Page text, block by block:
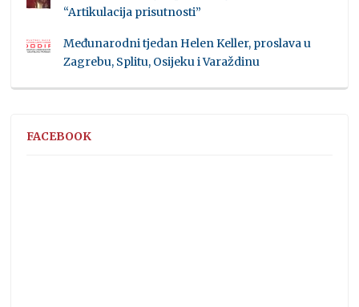
“Artikulacija prisutnosti”
Međunarodni tjedan Helen Keller, proslava u
Zagrebu, Splitu, Osijeku i Varaždinu
FACEBOOK